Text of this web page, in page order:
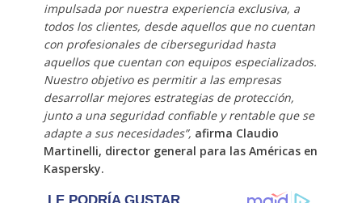
impulsada por nuestra experiencia exclusiva, a
todos los clientes, desde aquellos que no cuentan
con profesionales de ciberseguridad hasta
aquellos que cuentan con equipos especializados.
Nuestro objetivo es permitir a las empresas
desarrollar mejores estrategias de protección,
junto a una seguridad confiable y rentable que se
adapte a sus necesidades”, afirma Claudio
Martinelli, director general para las Américas en
Kaspersky.